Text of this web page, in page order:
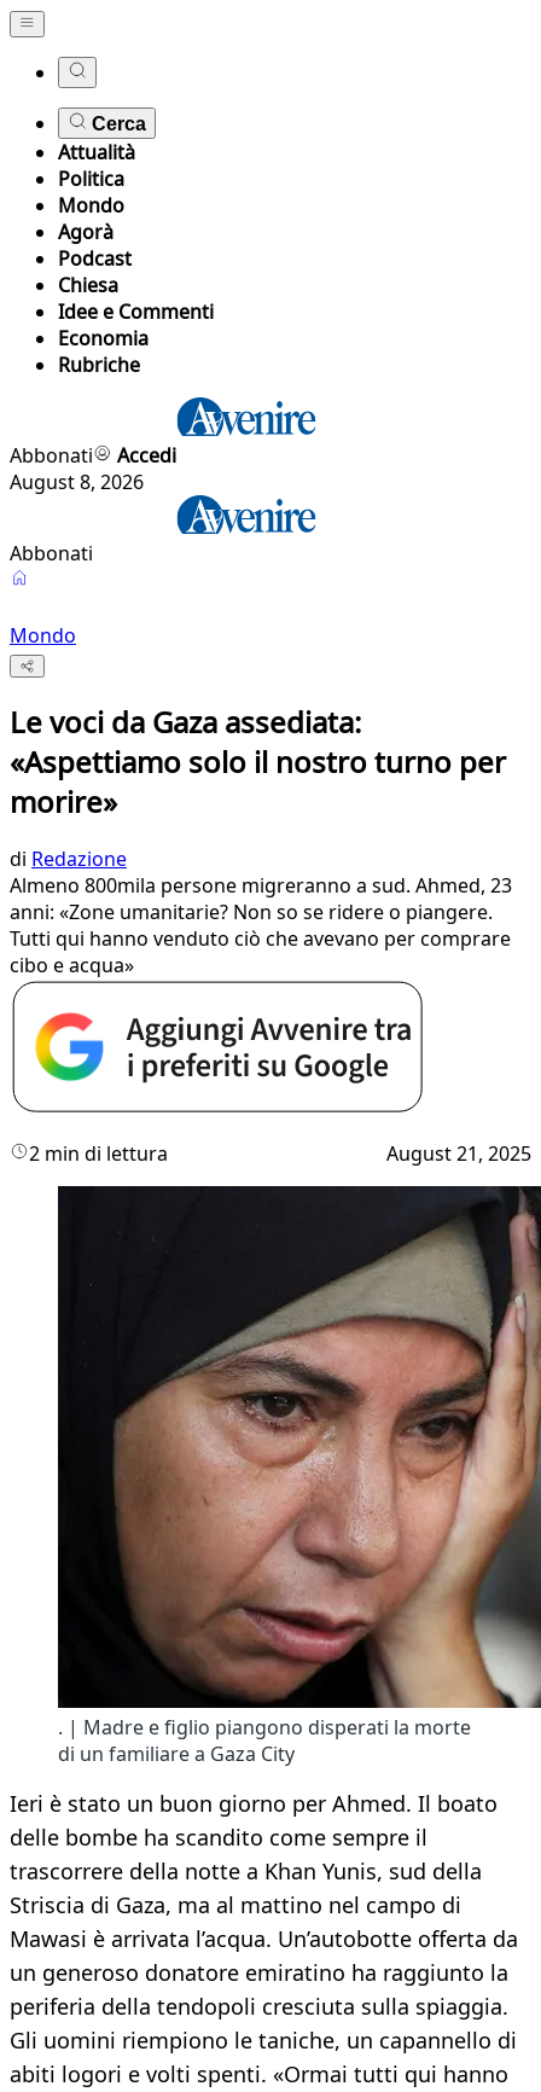
Cerca
Attualità
Politica
Mondo
Agorà
Podcast
Chiesa
Idee e Commenti
Economia
Rubriche
Abbonati
Accedi
August 8, 2026
Abbonati
Mondo
Le voci da Gaza assediata:
«Aspettiamo solo il nostro turno per
morire»
di Redazione
Almeno 800mila persone migreranno a sud. Ahmed, 23
anni: «Zone umanitarie? Non so se ridere o piangere.
Tutti qui hanno venduto ciò che avevano per comprare
cibo e acqua»
2 min di lettura August 21, 2025
. | Madre e figlio piangono disperati la morte
di un familiare a Gaza City
Ieri è stato un buon giorno per Ahmed. Il boato
delle bombe ha scandito come sempre il
trascorrere della notte a Khan Yunis, sud della
Striscia di Gaza, ma al mattino nel campo di
Mawasi è arrivata l’acqua. Un’autobotte offerta da
un generoso donatore emiratino ha raggiunto la
periferia della tendopoli cresciuta sulla spiaggia.
Gli uomini riempiono le taniche, un capannello di
abiti logori e volti spenti. «Ormai tutti qui hanno